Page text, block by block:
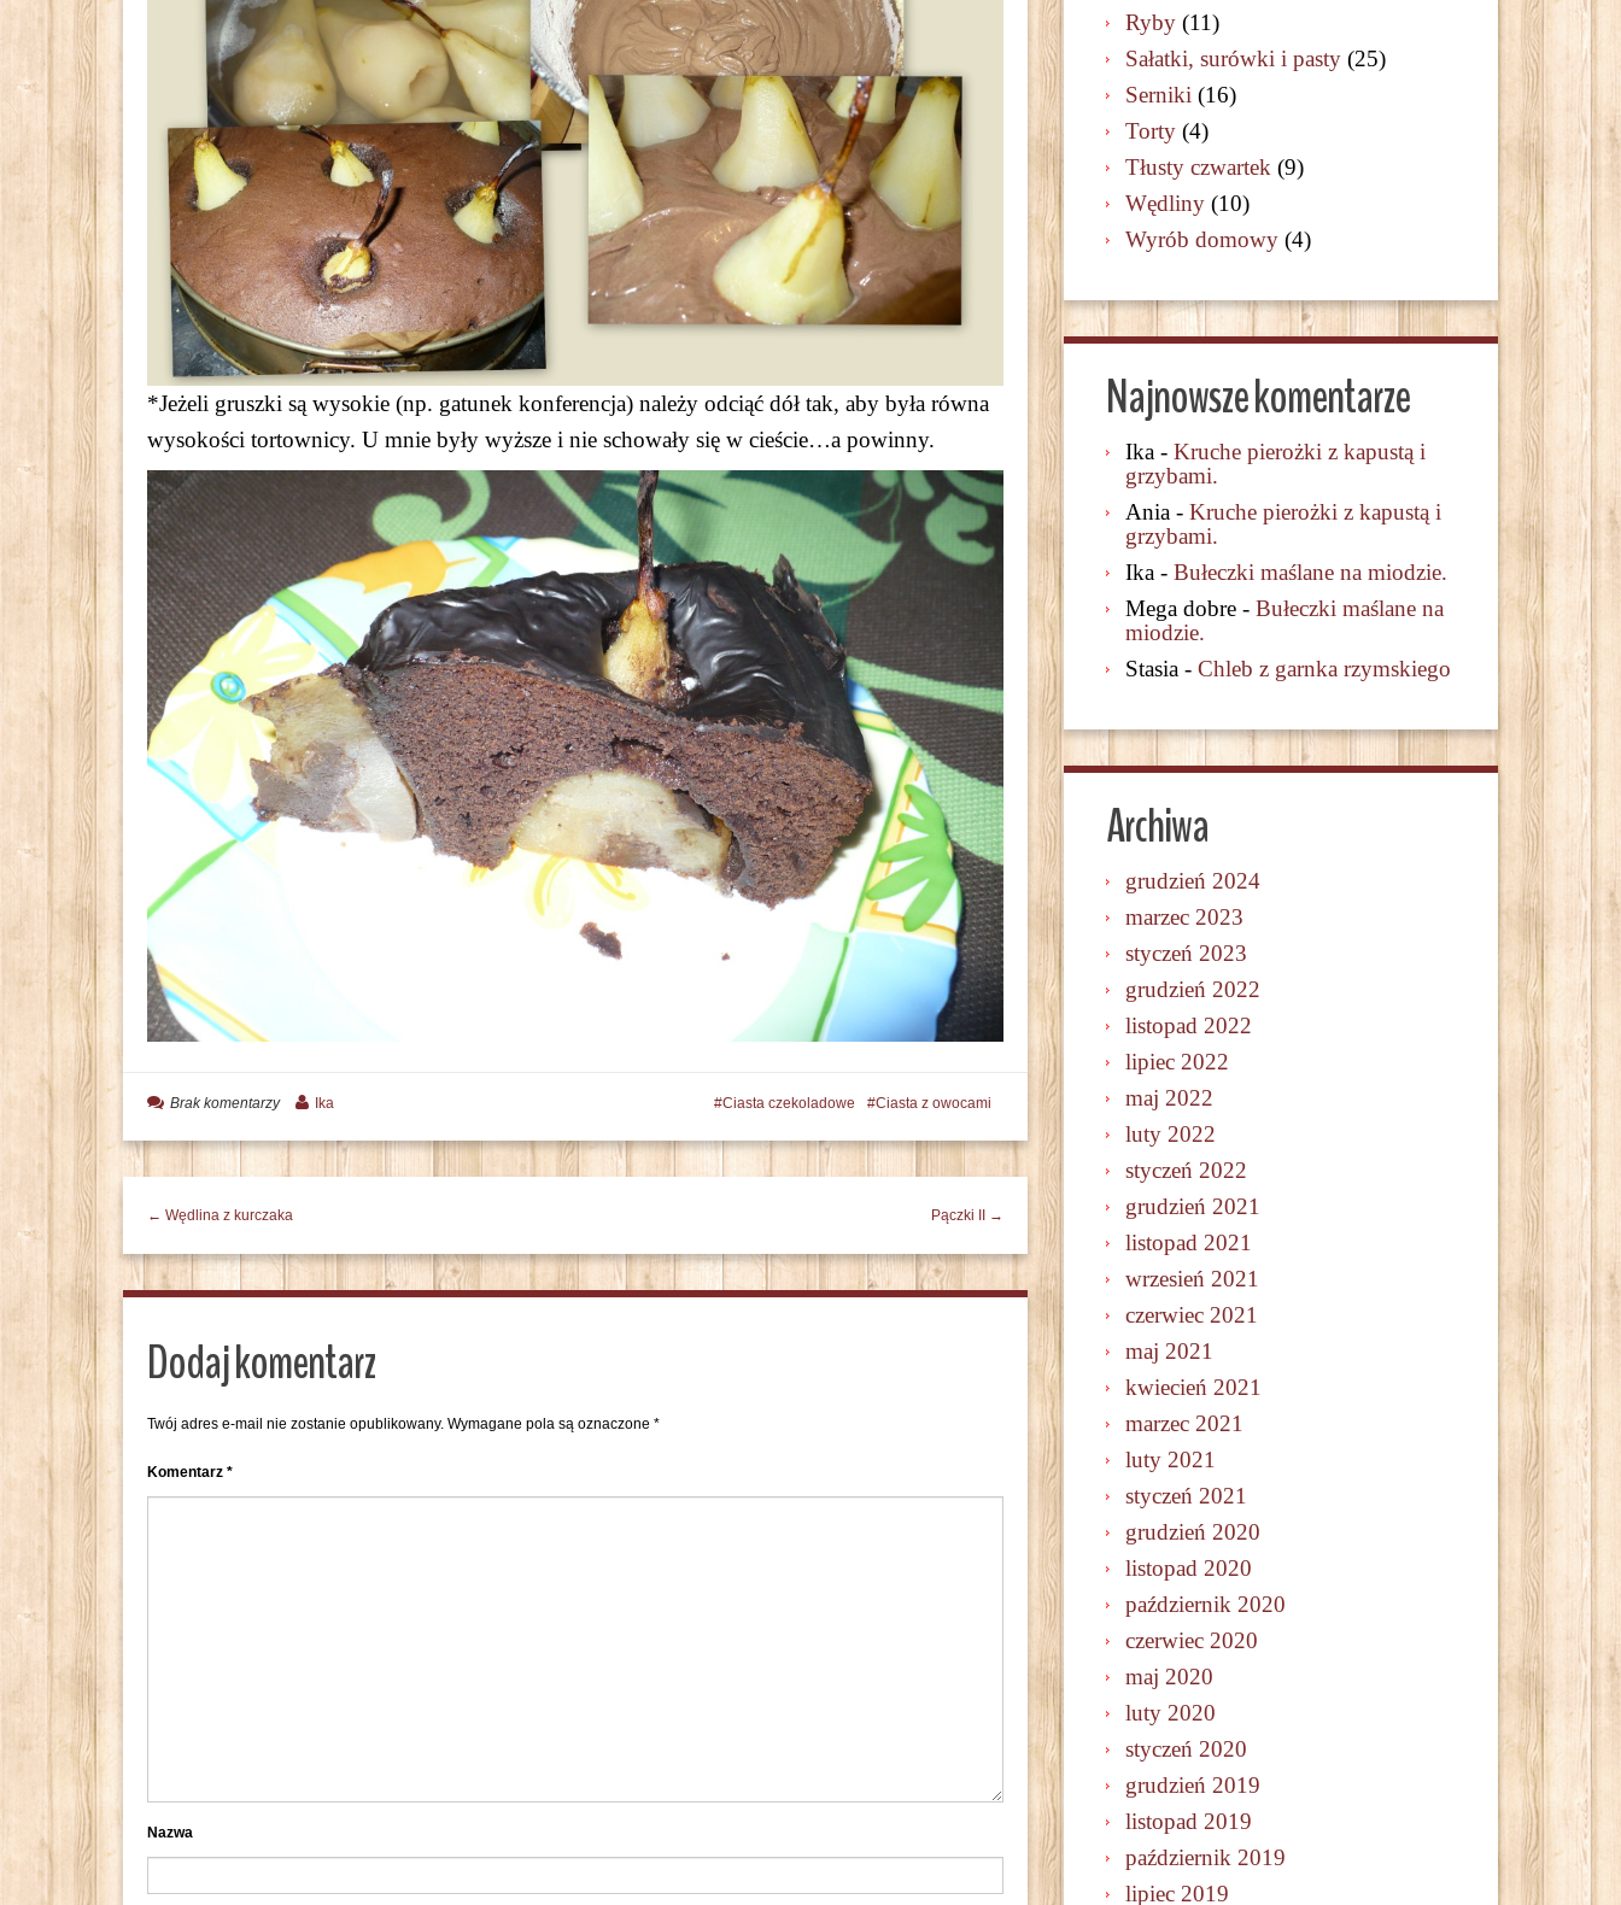
*Jeżeli gruszki są wysokie (np. gatunek konferencja) należy odciąć dół tak, aby była równa
wysokości tortownicy. U mnie były wyższe i nie schowały się w cieście…a powinny.
Ciasta czekoladowe Ciasta z owocami
Brak komentarzy Ika
← Wędlina z kurczaka Pączki II →
Dodaj komentarz
Twój adres e-mail nie zostanie opublikowany. Wymagane pola są oznaczone *
Komentarz *
Nazwa
Ryby (11)
Sałatki, surówki i pasty (25)
Serniki (16)
Torty (4)
Tłusty czwartek (9)
Wędliny (10)
Wyrób domowy (4)
Najnowsze komentarze
Ika - Kruche pierożki z kapustą i
grzybami.
Ania - Kruche pierożki z kapustą i
grzybami.
Ika - Bułeczki maślane na miodzie.
Mega dobre - Bułeczki maślane na
miodzie.
Stasia - Chleb z garnka rzymskiego
Archiwa
grudzień 2024
marzec 2023
styczeń 2023
grudzień 2022
listopad 2022
lipiec 2022
maj 2022
luty 2022
styczeń 2022
grudzień 2021
listopad 2021
wrzesień 2021
czerwiec 2021
maj 2021
kwiecień 2021
marzec 2021
luty 2021
styczeń 2021
grudzień 2020
listopad 2020
październik 2020
czerwiec 2020
maj 2020
luty 2020
styczeń 2020
grudzień 2019
listopad 2019
październik 2019
lipiec 2019